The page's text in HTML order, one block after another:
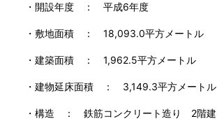
・開設年度 ： 平成6年度
・敷地面積 ： 18,093.0平方メートル
・建築面積 ： 1,962.5平方メートル
・建物延床面積 ： 3,149.3平方メートル
・構造 ： 鉄筋コンクリート造り 2階建